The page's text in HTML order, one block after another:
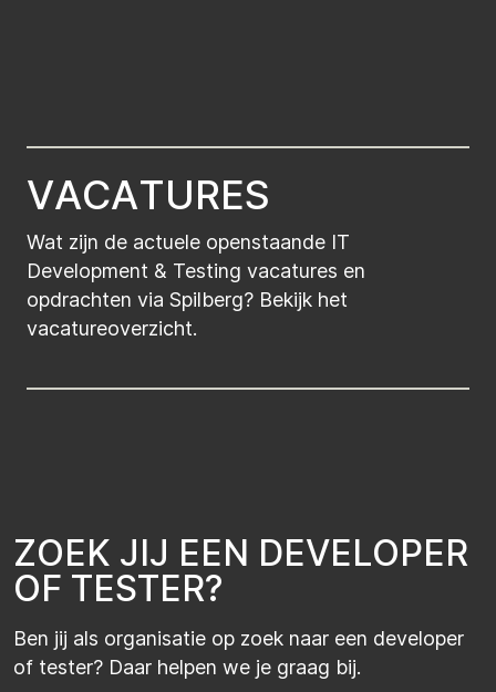
VACATURES
Wat zijn de actuele openstaande IT
Development & Testing vacatures en
opdrachten via Spilberg? Bekijk het
vacatureoverzicht.
ZOEK JIJ EEN DEVELOPER
OF TESTER?
Ben jij als organisatie op zoek naar een developer
of tester? Daar helpen we je graag bij.